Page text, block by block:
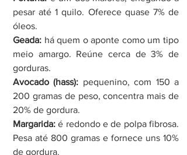
pesar até 1 quilo. Oferece quase 7% de
óleos.
Geada: há quem o aponte como um tipo
meio amargo. Reúne cerca de 3% de
gorduras.
Avocado (hass): pequenino, com 150 a
200 gramas de peso, concentra mais de
20% de gordura.
Margarida: é redondo e de polpa fibrosa.
Pesa até 800 gramas e fornece uns 10%
de gordura.